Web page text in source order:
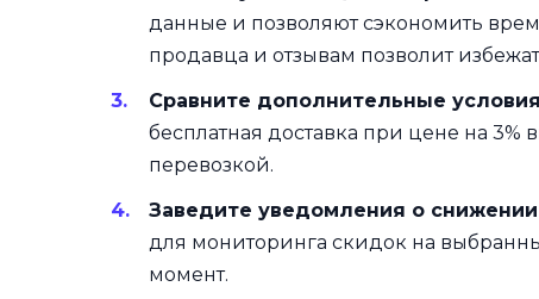
данные и позволяют сэкономить
продавца и отзывам позволит
Сравните дополнительные
бесплатная доставка при цене на
перевозкой.
Заведите уведомления о
для мониторинга скидок на
момент.